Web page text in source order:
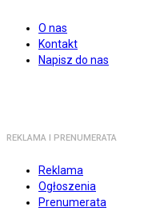
O nas
Kontakt
Napisz do nas
REKLAMA I PRENUMERATA
Reklama
Ogłoszenia
Prenumerata